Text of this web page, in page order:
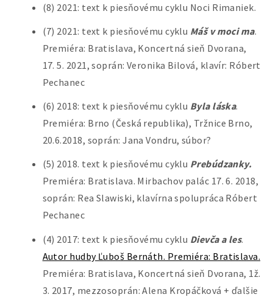
(8) 2021: text k piesňovému cyklu Noci Rimaniek.
(7) 2021: text k piesňovému cyklu Máš v moci ma.
Premiéra: Bratislava, Koncertná sieň Dvorana,
17. 5. 2021, soprán: Veronika Bilová, klavír: Róbert
Pechanec
(6) 2018: text k piesňovému cyklu Byla láska.
Premiéra: Brno (Česká republika), Tržnice Brno,
20.6.2018, soprán: Jana Vondru, súbor?
(5) 2018. text k piesňovému cyklu Prebúdzanky.
Premiéra: Bratislava. Mirbachov palác 17. 6. 2018,
soprán: Rea Slawiski, klavírna spolupráca Róbert
Pechanec
(4) 2017: text k piesňovému cyklu Dievča a les.
Autor hudby Ľuboš Bernáth. Premiéra: Bratislava.
Premiéra: Bratislava, Koncertná sieň Dvorana, 1ž.
3. 2017, mezzosoprán: Alena Kropáčková + ďalšie